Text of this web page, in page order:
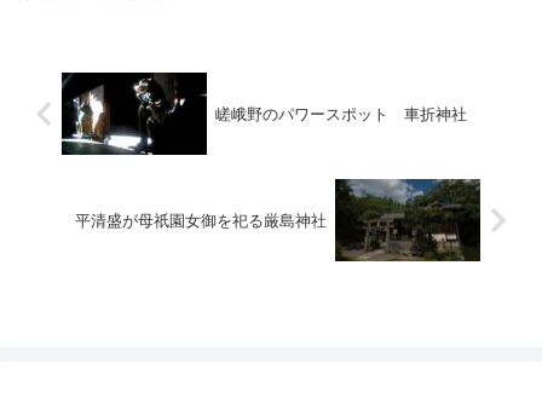
嵯峨野のパワースポット 車折神社
平清盛が母祇園女御を祀る厳島神社